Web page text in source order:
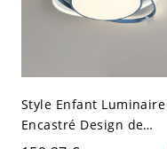
Style Enfant Luminaire
Encastré Design de
Planète Métallique